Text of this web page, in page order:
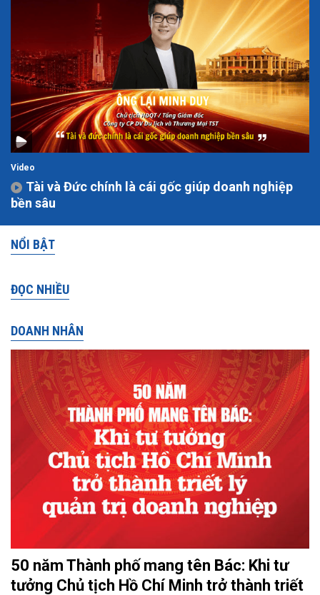
Video
Tài và Đức chính là cái gốc giúp doanh nghiệp
bền sâu
NỔI BẬT
ĐỌC NHIỀU
DOANH NHÂN
50 năm Thành phố mang tên Bác: Khi tư
tưởng Chủ tịch Hồ Chí Minh trở thành triết